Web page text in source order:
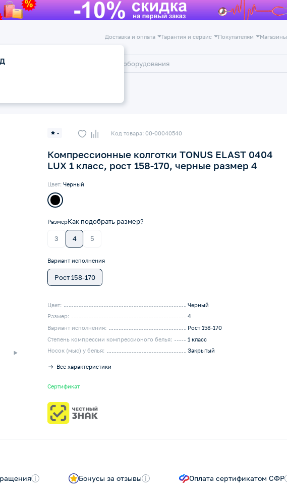
Доставка и оплата Гарантия и сервис Покупателям Магазины
Каталог
- Код товара: 00-00040540
Компрессионные колготки TONUS ELAST 0404
LUX 1 класс, рост 158-170, черные размер 4
Цвет:Черный
РазмерКак подобрать размер?
3 4 5
Вариант исполнения
Рост 158-170
Цвет:
Черный
Размер:
4
Вариант исполнения:
Рост 158-170
Степень компрессии компрессионого белья:
1 класс
Носок (мыс) у белья:
Закрытый
Все характеристики
Сертификат
i Бонусы за отзывы i Оплата сертификатом СФР